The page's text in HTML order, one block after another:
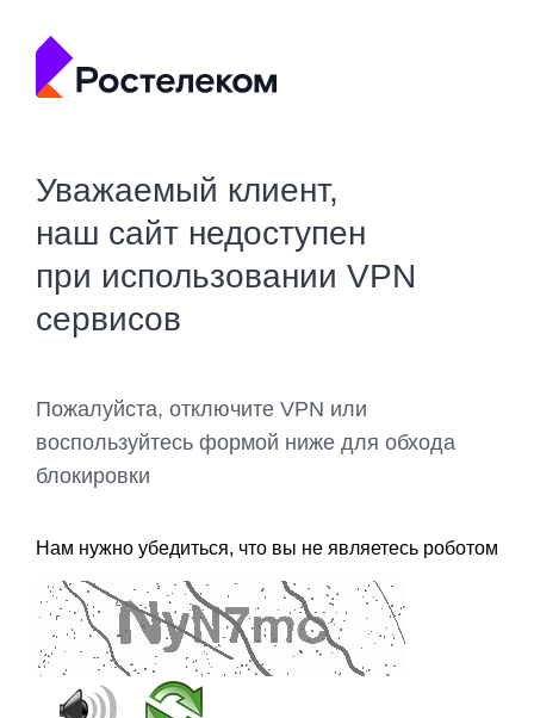
Уважаемый клиент,
наш сайт недоступен
при использовании VPN
сервисов
Пожалуйста, отключите VPN или
воспользуйтесь формой ниже для обхода
блокировки
Нам нужно убедиться, что вы не являетесь роботом